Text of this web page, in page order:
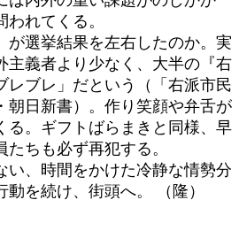
れてくる。
選挙結果を左右したのか。実
主義者より少なく、大半の『右
レブレ」だという（「右派市民
朝日新書）。作り笑顔や弁舌が
る。ギフトばらまきと同様、早
ちも必ず再犯する。
、時間をかけた冷静な情勢分
を続け、街頭へ。 （隆）